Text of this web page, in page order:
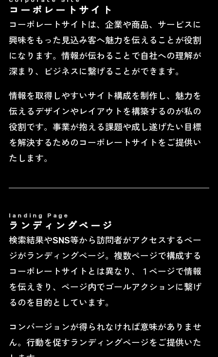
コーポレートサイト
コーポレートサイトは、企業や商品、サービスに
興味をもった見込み客へ魅力を伝えることが役割
になります。情報が伝わることで自社への理解が
深まり、ビジネスに繋げることができます。
情報を取得しやすいサイト構成を制作し、魅力を
伝えるデザインやレイアウトを構築するのが私の
役割です。事業が抱える課題や成し遂げたい目標
を解決するためのコーポレートサイトをご提供い
たします。
landing Page
ランディングページ
検索結果やSNS等から訪問者がアクセスするペー
ジがランディングページ。複数ページで構成する
コーポレートサイトとは異なり、１ページで情報
を伝えきり、ページ内でゴールアクションに繋げ
るのを目的としています。
コンバージョンが得られなければ意味がありませ
ん。行動を促すランディングページをご提供いた